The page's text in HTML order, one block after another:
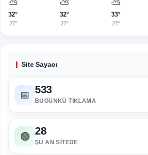
⛅
32°
27°
⛅
32°
27°
⛅
33°
27°
Site Sayacı
📅 533
BUGÜNKÜ TIKLAMA
🟢 28
ŞU AN SITEDE